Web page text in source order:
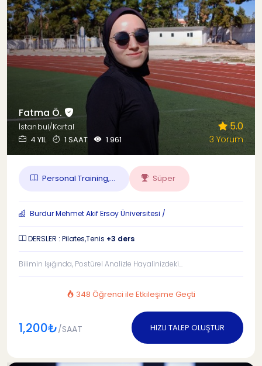
Fatma Ö.
İstanbul/Kartal
4 YIL
1 SAAT 1.961
5.0
3 Yorum
Personal Training,... Süper
Burdur Mehmet Akif Ersoy Üniversitesi /
DERSLER : Pilates,Tenis +3 ders
Bilimin Işığında, Postürel Analizle Hayalinizdeki...
348 Öğrenci ile Etkileşime Geçti
1,200₺/SAAT HIZLI TALEP OLUŞTUR